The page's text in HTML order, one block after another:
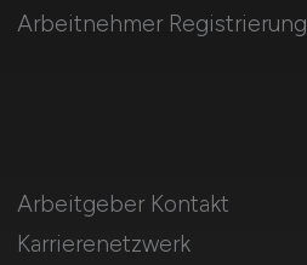
Arbeitnehmer Registrierung
Arbeitgeber Kontakt
Karrierenetzwerk